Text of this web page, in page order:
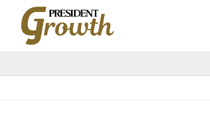
デ
ス